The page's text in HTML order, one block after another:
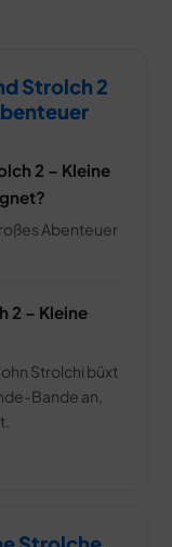
Strolch 2
2 – Kleine
Abenteuer
2 – Kleine
Strolchi büxt
Bande an,